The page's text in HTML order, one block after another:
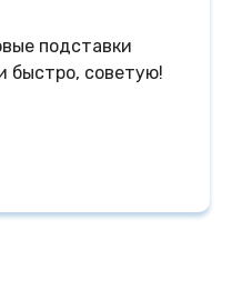
подставки
быстро, советую!